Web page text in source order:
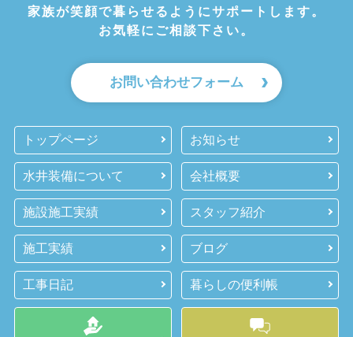
家族が笑顔で暮らせるようにサポートします。
お気軽にご相談下さい。
お問い合わせフォーム
トップページ お知らせ
水井装備について 会社概要
施設施工実績 スタッフ紹介
施工実績 ブログ
工事日記 暮らしの便利帳